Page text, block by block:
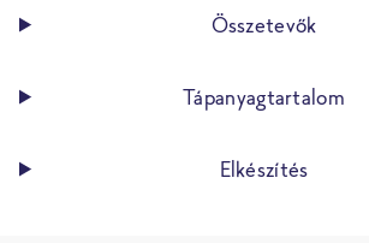
Összetevők
Tápanyagtartalom
Elkészítés